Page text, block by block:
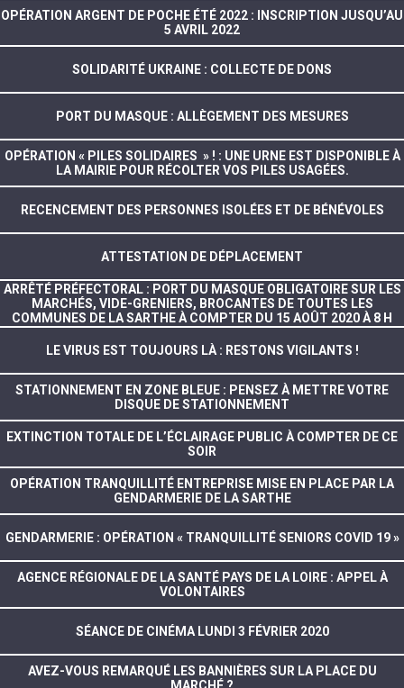
OPÉRATION ARGENT DE POCHE ÉTÉ 2022 : INSCRIPTION JUSQU’AU
5 AVRIL 2022
SOLIDARITÉ UKRAINE : COLLECTE DE DONS
PORT DU MASQUE : ALLÈGEMENT DES MESURES
OPÉRATION « PILES SOLIDAIRES » ! : UNE URNE EST DISPONIBLE À
LA MAIRIE POUR RÉCOLTER VOS PILES USAGÉES.
RECENCEMENT DES PERSONNES ISOLÉES ET DE BÉNÉVOLES
ATTESTATION DE DÉPLACEMENT
ARRÊTÉ PRÉFECTORAL : PORT DU MASQUE OBLIGATOIRE SUR LES
MARCHÉS, VIDE-GRENIERS, BROCANTES DE TOUTES LES
COMMUNES DE LA SARTHE À COMPTER DU 15 AOÛT 2020 À 8 H
LE VIRUS EST TOUJOURS LÀ : RESTONS VIGILANTS !
STATIONNEMENT EN ZONE BLEUE : PENSEZ À METTRE VOTRE
DISQUE DE STATIONNEMENT
EXTINCTION TOTALE DE L’ÉCLAIRAGE PUBLIC À COMPTER DE CE
SOIR
OPÉRATION TRANQUILLITÉ ENTREPRISE MISE EN PLACE PAR LA
GENDARMERIE DE LA SARTHE
GENDARMERIE : OPÉRATION « TRANQUILLITÉ SENIORS COVID 19 »
AGENCE RÉGIONALE DE LA SANTÉ PAYS DE LA LOIRE : APPEL À
VOLONTAIRES
SÉANCE DE CINÉMA LUNDI 3 FÉVRIER 2020
AVEZ-VOUS REMARQUÉ LES BANNIÈRES SUR LA PLACE DU